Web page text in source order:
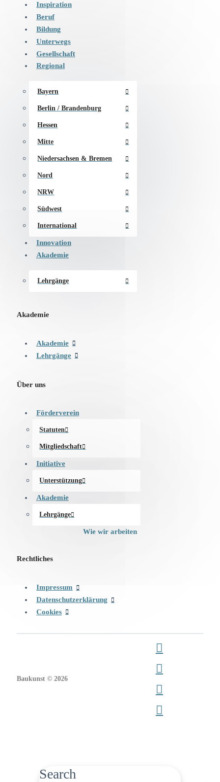
Inspiration
Beruf
Bildung
Unterwegs
Gesellschaft
Regional
Bayern
Berlin / Brandenburg
Hessen
Mitte
Niedersachsen & Bremen
Nord
NRW
Südwest
International
Innovation
Akademie
Lehrgänge
Akademie
Akademie
Lehrgänge
Über uns
Förderverein
Statuten
Mitgliedschaft
Initiative
Unterstützung
Akademie
Lehrgänge
Wie wir arbeiten
Rechtliches
Impressum
Datenschutzerklärung
Cookies
Baukunst © 2026
Search